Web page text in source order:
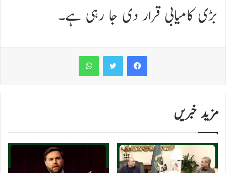
بڑی کامیابی قرار دی جا رہی ہے۔
WhatsApp
مزید خبریں